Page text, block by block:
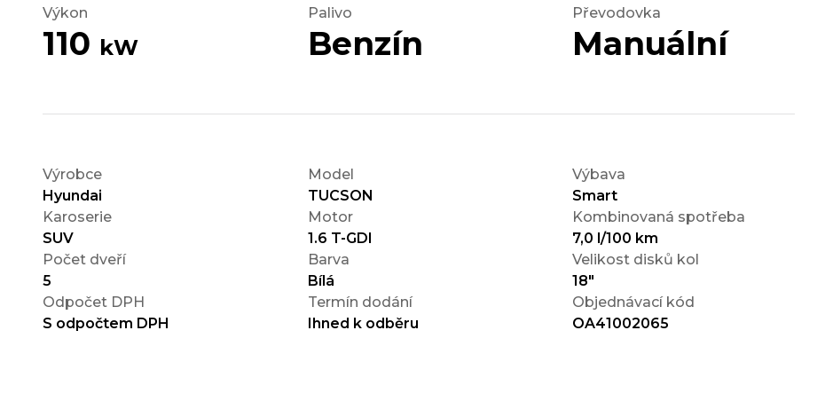
Výkon
110 kW
Palivo
Benzín
Převodovka
Manuální
Výrobce
Hyundai
Model
TUCSON
Výbava
Smart
Karoserie
SUV
Motor
1.6 T-GDI
Kombinovaná spotřeba
7,0 l/100 km
Počet dveří
5
Barva
Bílá
Velikost disků kol
18"
Odpočet DPH
S odpočtem DPH
Termín dodání
Ihned k odběru
Objednávací kód
OA41002065